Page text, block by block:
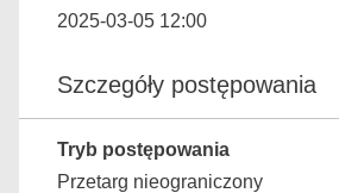
2025-03-05 12:00
Szczegóły postępowania
Tryb postępowania
Przetarg nieograniczony